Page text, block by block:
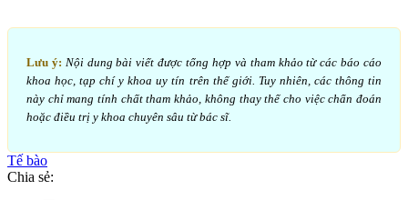
Lưu ý: Nội dung bài viết được tổng hợp và tham khảo từ các báo cáo
khoa học, tạp chí y khoa uy tín trên thế giới. Tuy nhiên, các thông tin
này chỉ mang tính chất tham khảo, không thay thế cho việc chẩn đoán
hoặc điều trị y khoa chuyên sâu từ bác sĩ.
Tế bào
Chia sẻ: